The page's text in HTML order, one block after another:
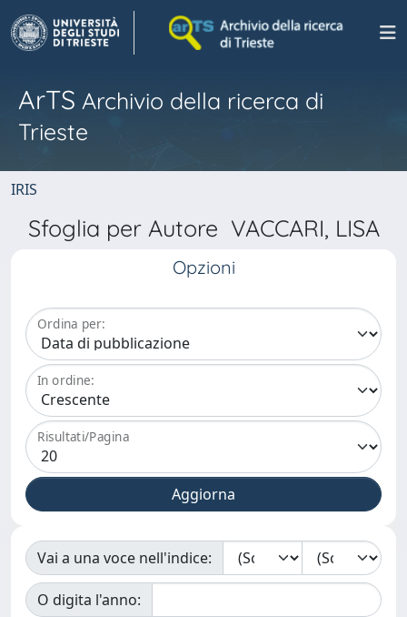
ArTS Archivio della ricerca di
Trieste
IRIS
Sfoglia per Autore VACCARI, LISA
Opzioni
Ordina per:
In ordine:
Risultati/Pagina
Vai a una voce nell'indice:
O digita l'anno: